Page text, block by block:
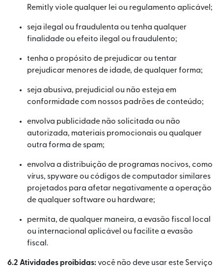
Remitly viole qualquer lei ou regulamento aplicável;
seja ilegal ou fraudulenta ou tenha qualquer
finalidade ou efeito ilegal ou fraudulento;
tenha o propósito de prejudicar ou tentar
prejudicar menores de idade, de qualquer forma;
seja abusiva, prejudicial ou não esteja em
conformidade com nossos padrões de conteúdo;
envolva publicidade não solicitada ou não
autorizada, materiais promocionais ou qualquer
outra forma de spam;
envolva a distribuição de programas nocivos, como
vírus, spyware ou códigos de computador similares
projetados para afetar negativamente a operação
de qualquer software ou hardware;
permita, de qualquer maneira, a evasão fiscal local
ou internacional aplicável ou facilite a evasão
fiscal.
6.2 Atividades proibidas:você não deve usar este Serviço